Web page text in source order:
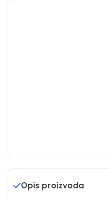
Opis proizvoda